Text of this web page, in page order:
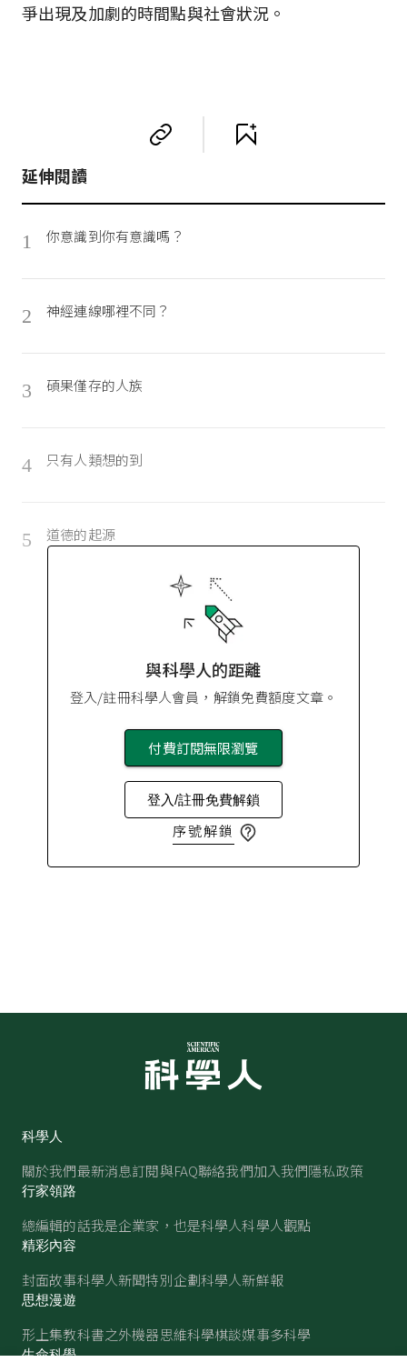
爭出現及加劇的時間點與社會狀況。
延伸閱讀
1 你意識到你有意識嗎？
2 神經連線哪裡不同？
3 碩果僅存的人族
4 只有人類想的到
5 道德的起源
與科學人的距離
登入/註冊科學人會員，解鎖免費額度文章。
付費訂閱無限瀏覽
登入/註冊免費解鎖
序號解鎖
科學人
關於我們最新消息訂閱與FAQ聯絡我們加入我們隱私政策
行家領路
總編輯的話我是企業家，也是科學人科學人觀點
精彩內容
封面故事科學人新聞特別企劃科學人新鮮報
思想漫遊
形上集教科書之外機器思維科學棋談媒事多科學
生命科學